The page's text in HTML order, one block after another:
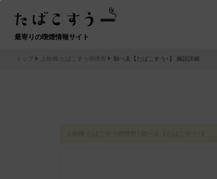
最寄りの喫煙情報サイト
トップ 上板橋 たばこすう喫煙所 助べゑ【たばこすう+】 施設詳細